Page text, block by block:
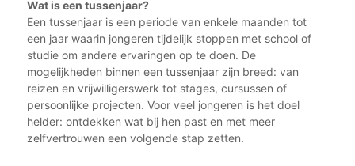
Wat is een tussenjaar?
Een tussenjaar is een periode van enkele maanden tot
een jaar waarin jongeren tijdelijk stoppen met school of
studie om andere ervaringen op te doen. De
mogelijkheden binnen een tussenjaar zijn breed: van
reizen en vrijwilligerswerk tot stages, cursussen of
persoonlijke projecten. Voor veel jongeren is het doel
helder: ontdekken wat bij hen past en met meer
zelfvertrouwen een volgende stap zetten.